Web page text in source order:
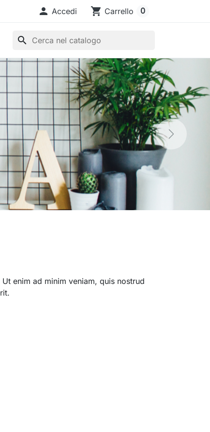
 Accedi shopping_cart Carrello 0
search
enim ad minim veniam, quis nostrud